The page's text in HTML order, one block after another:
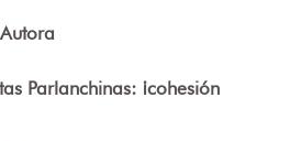
Parlanchinas: ¡cohesión